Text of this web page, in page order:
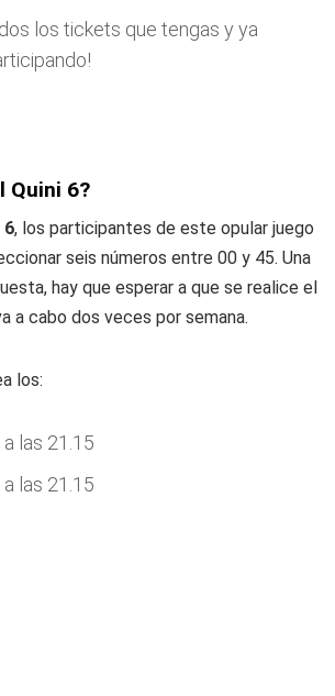
los tickets que tengas y ya
Quini 6?
6, los participantes de este opular juego
seis números entre 00 y 45. Una
hay que esperar a que se realice el
a cabo dos veces por semana.
los:
las 21.15
las 21.15